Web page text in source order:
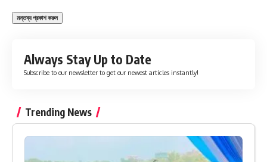
Always Stay Up to Date
Subscribe to our newsletter to get our newest articles instantly!
Trending News